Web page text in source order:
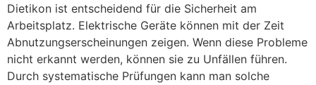
Dietikon ist entscheidend für die Sicherheit am
Arbeitsplatz. Elektrische Geräte können mit der Zeit
Abnutzungserscheinungen zeigen. Wenn diese Probleme
nicht erkannt werden, können sie zu Unfällen führen.
Durch systematische Prüfungen kann man solche